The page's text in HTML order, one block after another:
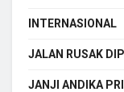
INTERNASIONAL
JALAN RUSAK
JANJI ANDIKA